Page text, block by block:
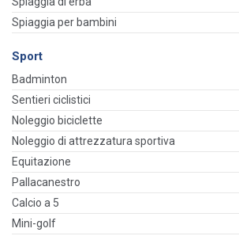
Spiaggia per bambini
Sport
Badminton
Sentieri ciclistici
Noleggio biciclette
Noleggio di attrezzatura sportiva
Equitazione
Pallacanestro
Calcio a 5
Mini-golf